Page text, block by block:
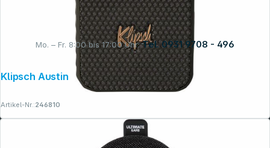
Mo. – Fr. 8:00 bis 17:00 Uhr: Tel. 0931 9708 - 496
Klipsch Austin
Artikel-Nr.:246810